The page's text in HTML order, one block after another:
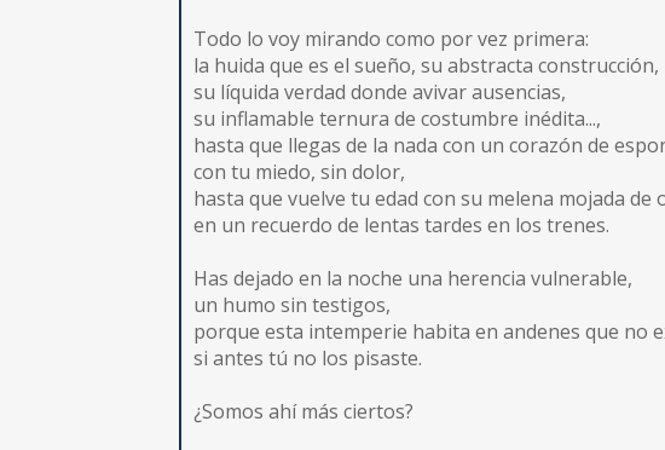
Todo lo voy mirando como por vez primera:
la huida que es el sueño, su abstracta construcción,
su líquida verdad donde avivar ausencias,
su inflamable ternura de costumbre inédita...,
hasta que llegas de la nada con un corazón de
con tu miedo, sin dolor,
hasta que vuelve tu edad con su melena mojada de
en un recuerdo de lentas tardes en los trenes.
Has dejado en la noche una herencia vulnerable,
un humo sin testigos,
porque esta intemperie habita en andenes que no
si antes tú no los pisaste.
¿Somos ahí más ciertos?